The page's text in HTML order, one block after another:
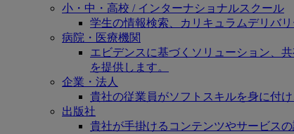
小・中・高校 / インターナショナルスクール
学生の情報検索、カリキュラムデリバ
病院・医療機関
エビデンスに基づくソリューション、
を提供します。
企業・法人
貴社の従業員がソフトスキルを身に付
出版社
貴社が手掛けるコンテンツやサービス